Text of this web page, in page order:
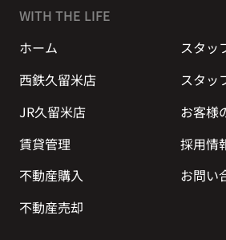
WITH THE LIFE
ホーム
スタッ
西鉄久留米店
スタッ
JR久留米店
お客様
賃貸管理
採用情
不動産購入
お問い
不動産売却